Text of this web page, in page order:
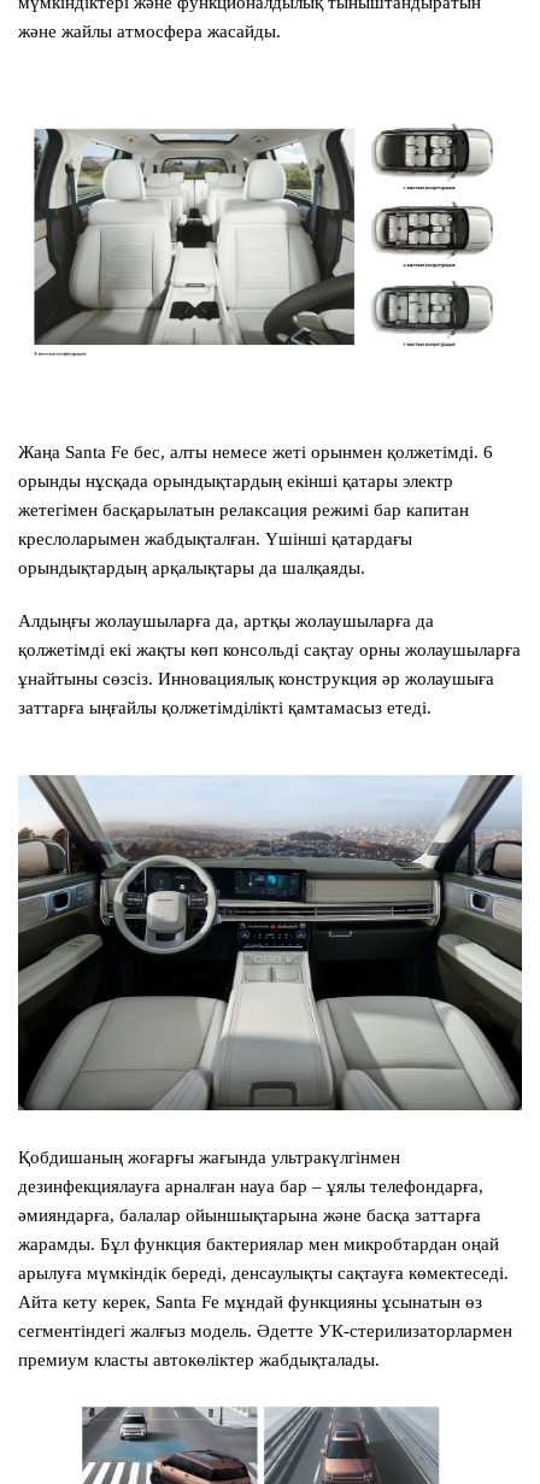
және жайлы атмосфера жасайды.
Жаңа Santa Fe бес, алты немесе жеті орынмен қолжетімді. 6
орынды нұсқада орындықтардың екінші қатары электр
жетегімен басқарылатын релаксация режимі бар капитан
креслоларымен жабдықталған. Үшінші қатардағы
орындықтардың арқалықтары да шалқаяды.
Алдыңғы жолаушыларға да, артқы жолаушыларға да
қолжетімді екі жақты көп консольді сақтау орны жолаушыларға
ұнайтыны сөзсіз. Инновациялық конструкция әр жолаушыға
заттарға ыңғайлы қолжетімділікті қамтамасыз етеді.
Қобдишаның жоғарғы жағында ультракүлгінмен
дезинфекциялауға арналған науа бар – ұялы телефондарға,
әмияндарға, балалар ойыншықтарына және басқа заттарға
жарамды. Бұл функция бактериялар мен микробтардан оңай
арылуға мүмкіндік береді, денсаулықты сақтауға көмектеседі.
Айта кету керек, Santa Fe мұндай функцияны ұсынатын өз
сегментіндегі жалғыз модель. Әдетте УК-стерилизаторлармен
премиум класты автокөліктер жабдықталады.